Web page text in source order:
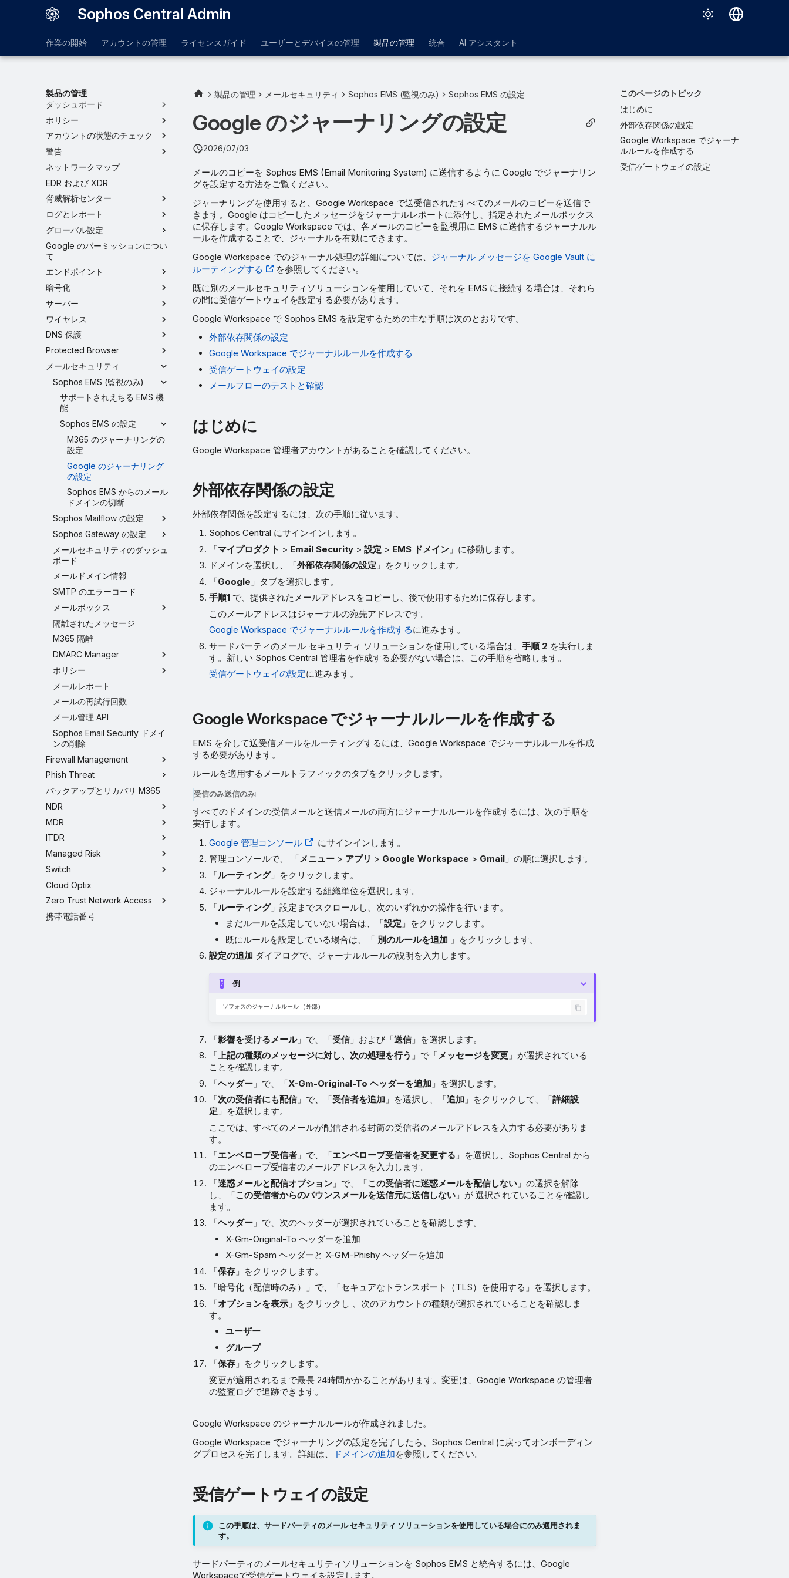
Sophos Central Admin
日本語
한국어
作業の開始 アカウントの管理 ライセンスガイド ユーザーとデバイスの管理 製品の管理 統合 AI アシスタント
製品の管理
ダッシュボード
ポリシー
アカウントの状態のチェック
警告
ネットワークマップ
EDR および XDR
脅威解析センター
ログとレポート
グローバル設定
Google のパーミッションについ
て
エンドポイント
暗号化
サーバー
ワイヤレス
DNS 保護
Protected Browser
メールセキュリティ
Sophos EMS (監視のみ)
サポートされえちる EMS 機
能
Sophos EMS の設定
M365 のジャーナリングの
設定
Google のジャーナリング
の設定
Sophos EMS からのメール
ドメインの切断
Sophos Mailflow の設定
Sophos Gateway の設定
メールセキュリティのダッシュ
ボード
メールドメイン情報
SMTP のエラーコード
メールボックス
隔離されたメッセージ
M365 隔離
DMARC Manager
ポリシー
メールレポート
メールの再試行回数
メール管理 API
Sophos Email Security ドメイ
ンの削除
Firewall Management
Phish Threat
バックアップとリカバリ M365
NDR
MDR
ITDR
Managed Risk
Switch
Cloud Optix
Zero Trust Network Access
携帯電話番号
このページのトピック
はじめに
外部依存関係の設定
Google Workspace でジャーナ
ルルールを作成する
受信ゲートウェイの設定
製品の管理 メールセキュリティ Sophos EMS (監視のみ) Sophos EMS の設定
Google のジャーナリングの設定
2026/07/03
メールのコピーを Sophos EMS (Email Monitoring System) に送信するように Google でジャーナリン
グを設定する方法をご覧ください。
ジャーナリングを使用すると、Google Workspace で送受信されたすべてのメールのコピーを送信で
きます。Google はコピーしたメッセージをジャーナルレポートに添付し、指定されたメールボックス
に保存します。Google Workspace では、各メールのコピーを監視用に EMS に送信するジャーナルル
ールを作成することで、ジャーナルを有効にできます。
Google Workspace でのジャーナル処理の詳細については、 ジャーナル メッセージを Google Vault に
ルーティングする
を参照してください。
既に別のメールセキュリティソリューションを使用していて、それを EMS に接続する場合は、それら
の間に受信ゲートウェイを設定する必要があります。
Google Workspace で Sophos EMS を設定するための主な手順は次のとおりです。
外部依存関係の設定
Google Workspace でジャーナルルールを作成する
受信ゲートウェイの設定
メールフローのテストと確認
はじめに
Google Workspace 管理者アカウントがあることを確認してください。
外部依存関係の設定
外部依存関係を設定するには、次の手順に従います。
Sophos Central にサインインします。
「マイプロダクト > Email Security >設定 > EMS ドメイン 」に移動します。
ドメインを選択し、「外部依存関係の設定 」をクリックします。
「Google 」タブを選択します。
手順1 で、提供されたメールアドレスをコピーし、後で使用するために保存します。
このメールアドレスはジャーナルの宛先アドレスです。
Google Workspace でジャーナルルールを作成するに進みます。
サードパーティのメール セキュリティ ソリューションを使用している場合は、手順 2 を実行しま
す。新しい Sophos Central 管理者を作成する必要がない場合は、この手順を省略します。
受信ゲートウェイの設定に進みます。
Google Workspace でジャーナルルールを作成する
EMS を介して送受信メールをルーティングするには、Google Workspace でジャーナルルールを作成
する必要があります。
ルールを適用するメールトラフィックのタブをクリックします。
受信のみ送信のみ
すべてのドメインの受信メールと送信メールの両方にジャーナルルールを作成するには、次の手順を
実行します。
Google 管理コンソール
にサインインします。
管理コンソールで、 「メニュー > アプリ > Google Workspace > Gmail 」の順に選択します。
「ルーティング」をクリックします。
ジャーナルルールを設定する組織単位を選択します。
「ルーティング」設定までスクロールし、次のいずれかの操作を行います。
まだルールを設定していない場合は、「設定 」をクリックします。
既にルールを設定している場合は、「 別のルールを追加 」をクリックします。
設定の追加 ダイアログで、ジャーナルルールの説明を入力します。
例
「影響を受けるメール」で、「受信」および「送信」を選択します。
「上記の種類のメッセージに対し、次の処理を行う 」で「メッセージを変更 」が選択されている
ことを確認します。
「ヘッダー 」で、「X-Gm-Original-To ヘッダーを追加 」を選択します。
「次の受信者にも配信」で、「受信者を追加 」を選択し、「追加 」をクリックして、「詳細設
定 」を選択します。
ここでは、すべてのメールが配信される封筒の受信者のメールアドレスを入力する必要がありま
す。
「エンベロープ受信者 」で、「エンベロープ受信者を変更する 」を選択し、Sophos Central から
のエンベロープ受信者のメールアドレスを入力します。
「迷惑メールと配信オプション 」で、「この受信者に迷惑メールを配信しない 」の選択を解除
し、「この受信者からのバウンスメールを送信元に送信しない 」が 選択されていることを確認し
ます。
「ヘッダー 」で、次のヘッダーが選択されていることを確認します。
X-Gm-Original-To ヘッダーを追加
X-Gm-Spam ヘッダーと X-GM-Phishy ヘッダーを追加
「保存 」をクリックします。
「暗号化（配信時のみ）」で、「セキュアなトランスポート（TLS）を使用する」を選択します。
「オプションを表示 」をクリックし 、次のアカウントの種類が選択されていることを確認しま
す。
ユーザー
グループ
「保存 」をクリックします。
変更が適用されるまで最長 24時間かかることがあります。変更は、Google Workspace の管理者
の監査ログで追跡できます。
Google Workspace のジャーナルルールが作成されました。
Google Workspace でジャーナリングの設定を完了したら、Sophos Central に戻ってオンボーディン
グプロセスを完了します。詳細は、
ドメインの追加を参照してください。
受信ゲートウェイの設定
この手順は、サードパーティのメール セキュリティ ソリューションを使用している場合にのみ適用されま
す。
サードパーティのメールセキュリティソリューションを Sophos EMS と統合するには、Google
Workspaceで受信ゲートウェイを設定します。